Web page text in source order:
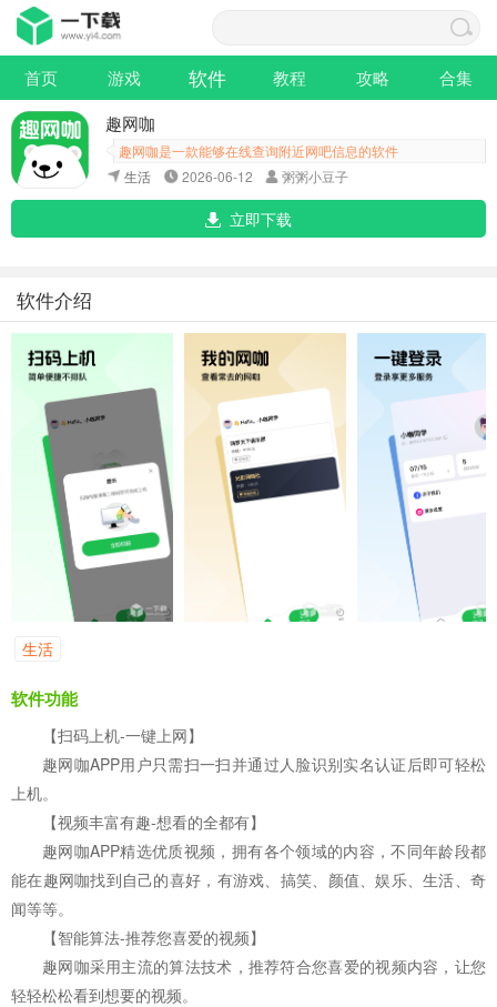
首页 游戏 软件 教程 攻略 合集
趣网咖
趣网咖是一款能够在线查询附近网吧信息的软件
生活
2026-06-12 粥粥小豆子
立即下载
软件介绍
生活
软件功能
【扫码上机-一键上网】
趣网咖APP用户只需扫一扫并通过人脸识别实名认证后即可轻松
上机。
【视频丰富有趣-想看的全都有】
趣网咖APP精选优质视频，拥有各个领域的内容，不同年龄段都
能在趣网咖找到自己的喜好，有游戏、搞笑、颜值、娱乐、生活、奇
闻等等。
【智能算法-推荐您喜爱的视频】
趣网咖采用主流的算法技术，推荐符合您喜爱的视频内容，让您
轻轻松松看到想要的视频。